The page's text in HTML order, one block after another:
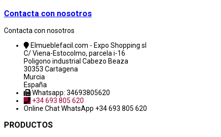
Contacta con nosotros
Contacta con nosotros
Elmueblefacil.com - Expo Shopping sl
C/ Viena-Estocolmo, parcela i-16
Poligono industrial Cabezo Beaza
30353 Cartagena
Murcia
España
Whatsapp: 34693805620
+34 693 805 620
Online ChatWhatsApp +34 693 805 620
PRODUCTOS